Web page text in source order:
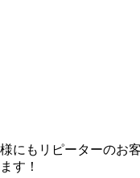
にもリピーターのお
す！